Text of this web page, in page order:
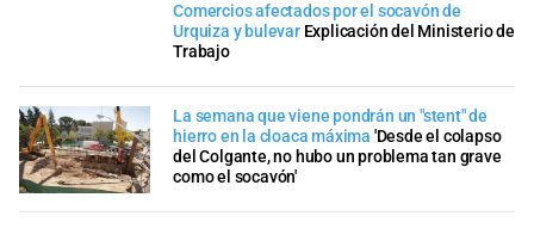
Comercios afectados por el socavón de
Urquiza y bulevar Explicación del Ministerio de
Trabajo
La semana que viene pondrán un "stent" de
hierro en la cloaca máxima 'Desde el colapso
del Colgante, no hubo un problema tan grave
como el socavón'